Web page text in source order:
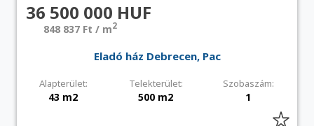
36 500 000 HUF
848 837 Ft / m2
Eladó ház Debrecen, Pac
Alapterület: Telekterület: Szobaszám:
43 m2 500 m2 1